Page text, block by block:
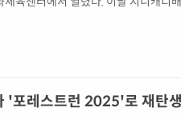
'포레스트런 2025'로 재탄